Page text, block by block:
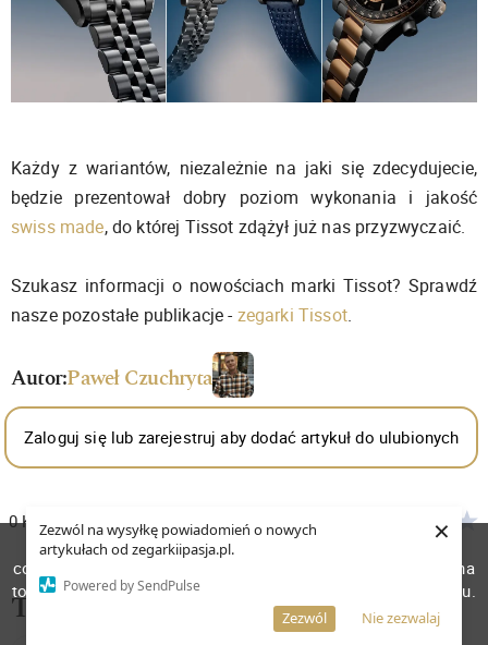
Zezwól na wysyłkę powiadomień o nowych
artykułach od zegarkiipasja.pl.
Powered by SendPulse
Nie zezwalaj
Zezwól
×
Każdy z wariantów, niezależnie na jaki się zdecydujecie,
będzie prezentował dobry poziom wykonania i jakość
swiss made, do której Tissot zdążył już nas przyzwyczaić.
Szukasz informacji o nowościach marki Tissot? Sprawdź
nasze pozostałe publikacje -zegarki Tissot.
Autor:Paweł Czuchryta
Zaloguj się lub zarejestruj aby dodać artykuł do ulubionych
0 Komentarzy
0.00
Zaloguj się lub zarejestruj aby zostawić komentarz
Tagi:
W celu poprawienia jakości usług korzystamy z plików
cookies. Pozostanie na stronie oznacza, iż wyrażasz zgodę na
to, że pliki cookies będą przechowywane w Twoim urządzeniu.
Więcej informacji